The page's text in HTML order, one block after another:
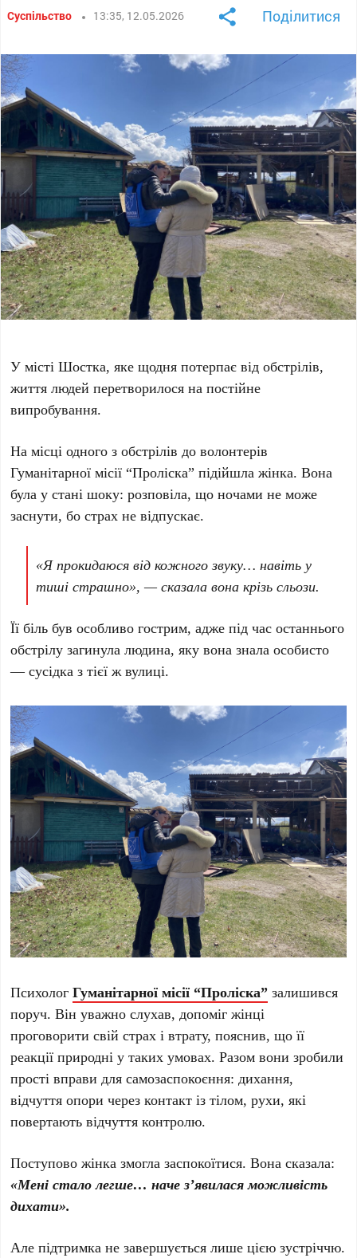
Суспільство 13:35, 12.05.2026 Поділитися
У місті Шостка, яке щодня потерпає від обстрілів,
життя людей перетворилося на постійне
випробування.
На місці одного з обстрілів до волонтерів
Гуманітарної місії “Проліска” підійшла жінка. Вона
була у стані шоку: розповіла, що ночами не може
заснути, бо страх не відпускає.
«Я прокидаюся від кожного звуку… навіть у
тиші страшно», — сказала вона крізь сльози.
Її біль був особливо гострим, адже під час останнього
обстрілу загинула людина, яку вона знала особисто
— сусідка з тієї ж вулиці.
ПсихологГуманітарної місії “Проліска” залишився
поруч. Він уважно слухав, допоміг жінці
проговорити свій страх і втрату, пояснив, що її
реакції природні у таких умовах. Разом вони зробили
прості вправи для самозаспокоєння: дихання,
відчуття опори через контакт із тілом, рухи, які
повертають відчуття контролю.
Поступово жінка змогла заспокоїтися. Вона сказала:
«Мені стало легше… наче з’явилася можливість
дихати».
Але підтримка не завершується лише цією зустріччю.